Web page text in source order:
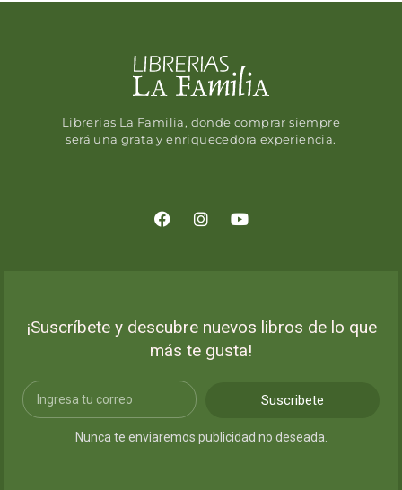
Librerias La Familia, donde comprar siempre
será una grata y enriquecedora experiencia.
¡Suscríbete y descubre nuevos libros de lo que
más te gusta!
Suscribete
Nunca te enviaremos publicidad no deseada.